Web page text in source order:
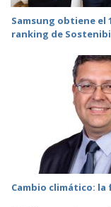
Samsung obtiene
ranking de
Cambio climático: